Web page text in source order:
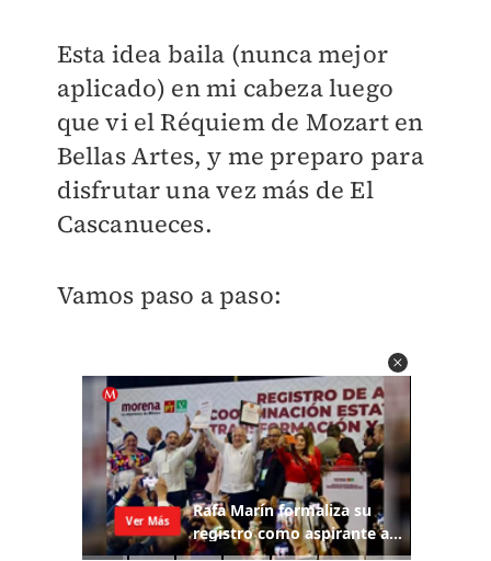
Esta idea baila (nunca mejor
aplicado) en mi cabeza luego
que vi el Réquiem de Mozart en
Bellas Artes, y me preparo para
disfrutar una vez más de El
Cascanueces.
Vamos paso a paso: